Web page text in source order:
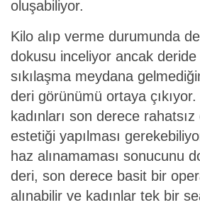
oluşabiliyor.
Kilo alıp verme durumunda
dokusu inceliyor ancak deride
sıkılaşma meydana
deri görünümü ortaya
kadınları son derece
estetiği yapılması
haz alınamaması sonucunu
deri, son derece basit bir
alınabilir ve kadınlar tek bir